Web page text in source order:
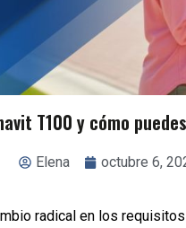
T100 y cómo
Elena octubre 6,
radical en los